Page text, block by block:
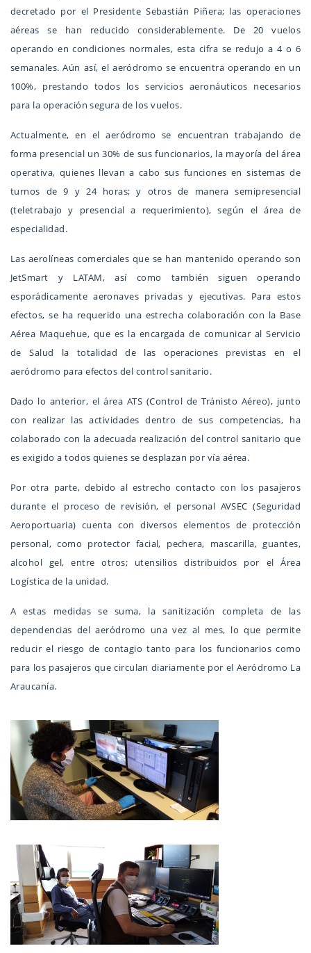
decretado por el Presidente Sebastián Piñera; las operaciones
aéreas se han reducido considerablemente. De 20 vuelos
operando en condiciones normales, esta cifra se redujo a 4 o 6
semanales. Aún así, el aeródromo se encuentra operando en un
100%, prestando todos los servicios aeronáuticos necesarios
para la operación segura de los vuelos.
Actualmente, en el aeródromo se encuentran trabajando de
forma presencial un 30% de sus funcionarios, la mayoría del área
operativa, quienes llevan a cabo sus funciones en sistemas de
turnos de 9 y 24 horas; y otros de manera semipresencial
(teletrabajo y presencial a requerimiento), según el área de
especialidad.
Las aerolíneas comerciales que se han mantenido operando son
JetSmart y LATAM, así como también siguen operando
esporádicamente aeronaves privadas y ejecutivas. Para estos
efectos, se ha requerido una estrecha colaboración con la Base
Aérea Maquehue, que es la encargada de comunicar al Servicio
de Salud la totalidad de las operaciones previstas en el
aeródromo para efectos del control sanitario.
Dado lo anterior, el área ATS (Control de Tránisto Aéreo), junto
con realizar las actividades dentro de sus competencias, ha
colaborado con la adecuada realización del control sanitario que
es exigido a todos quienes se desplazan por vía aérea.
Por otra parte, debido al estrecho contacto con los pasajeros
durante el proceso de revisión, el personal AVSEC (Seguridad
Aeroportuaria) cuenta con diversos elementos de protección
personal, como protector facial, pechera, mascarilla, guantes,
alcohol gel, entre otros; utensilios distribuidos por el Área
Logística de la unidad.
A estas medidas se suma, la sanitización completa de las
dependencias del aeródromo una vez al mes, lo que permite
reducir el riesgo de contagio tanto para los funcionarios como
para los pasajeros que circulan diariamente por el Aeródromo La
Araucanía.